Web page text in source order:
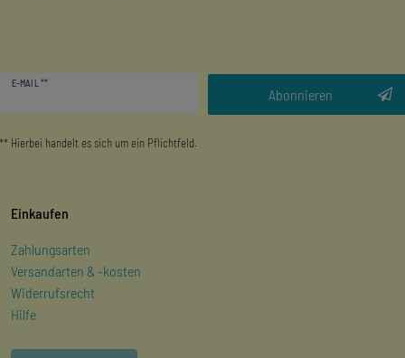
E-MAIL **
Abonnieren
** Hierbei handelt es sich um ein Pflichtfeld.
Einkaufen
Zahlungsarten
Versandarten & -kosten
Widerrufsrecht
Hilfe